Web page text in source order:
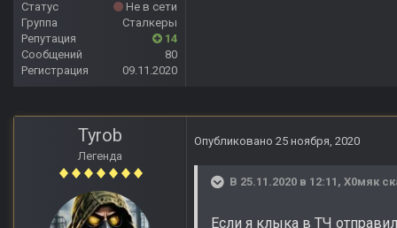
Статус
Не в сети
Группа
Сталкеры
Репутация
14
Сообщений
80
Регистрация
09.11.2020
Tyrob
Легенда
Опубликовано 25 ноября, 2020
В 25.11.2020 в 12:11, Х0мяк
Если я клыка в ТЧ